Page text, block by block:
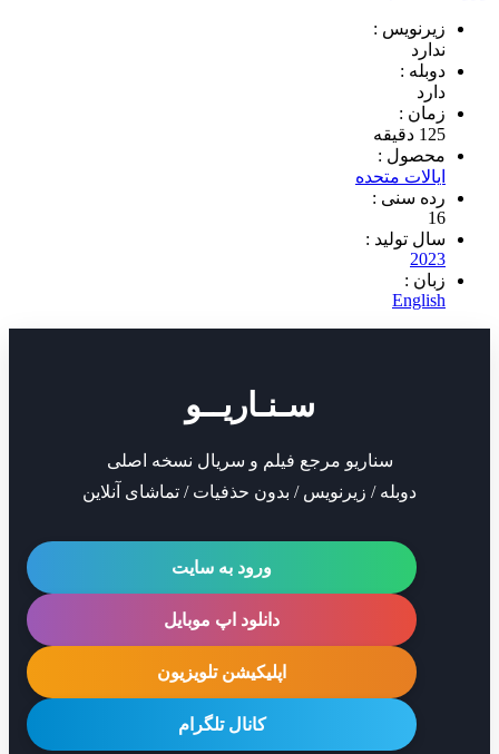
:
:
متحده
سنی :
:
سـنـاریــو
سناریو مرجع فیلم و سریال نسخه اصلی
دوبله / زیرنویس / بدون حذفیات / تماشای آنلاین
ورود به سایت
دانلود اپ موبایل
اپلیکیشن تلویزیون
کانال تلگرام